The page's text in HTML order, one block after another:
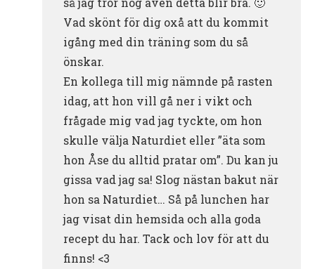
Vad skönt för dig oxå att du kommit
igång med din träning som du så
önskar.
En kollega till mig nämnde på rasten
idag, att hon vill gå ner i vikt och
frågade mig vad jag tyckte, om hon
skulle välja Naturdiet eller ”äta som
hon Åse du alltid pratar om”. Du kan ju
gissa vad jag sa! Slog nästan bakut när
hon sa Naturdiet… Så på lunchen har
jag visat din hemsida och alla goda
recept du har. Tack och lov för att du
finns! <3